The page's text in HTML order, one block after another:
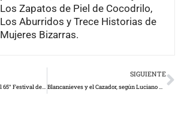
Los Zapatos de Piel de Cocodrilo,
Los Aburridos y Trece Historias de
Mujeres Bizarras.
Mexico: El Gran Ganador del 65° Festival de Cine de Cannes
SIGUIENTE
Blancanieves y el Cazador, según Luciano Mariconda